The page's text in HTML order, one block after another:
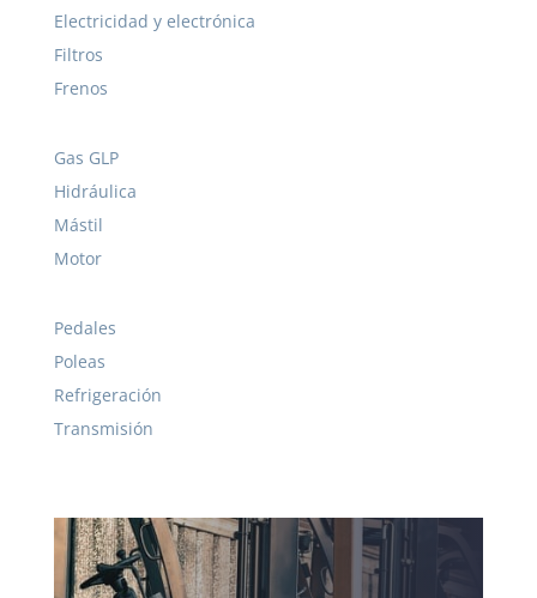
Electricidad y electrónica
Filtros
Frenos
Gas GLP
Hidráulica
Mástil
Motor
Pedales
Poleas
Refrigeración
Transmisión